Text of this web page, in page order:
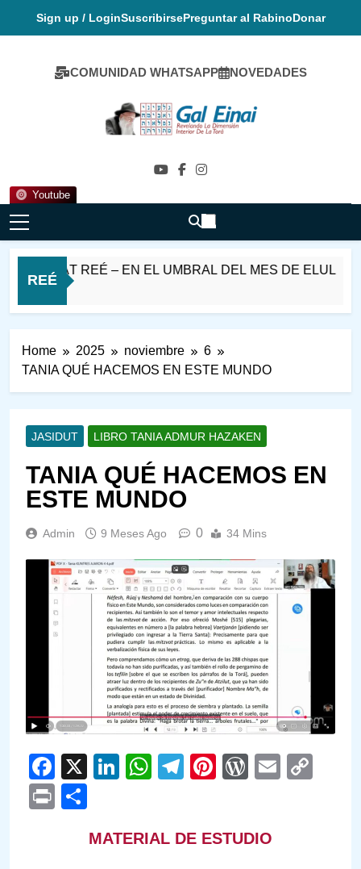
Sign up / LoginSuscribirsePreguntar al RabinoDonar
COMUNIDAD WHATSAPP NOVEDADES
Youtube
Gal Einai En
REÉ
REÉ – EN EL UMBRAL DEL MES DE ELUL
Home 2025 noviembre
6
TANIA QUÉ HACEMOS EN ESTE MUNDO
JASIDUT LIBRO TANIA ADMUR HAZAKEN
TANIA QUÉ HACEMOS EN
ESTE MUNDO
Admin 9 Meses Ago 0 34 Mins
Facebook
X LinkedIn
WhatsApp
Telegram
PinterestEmail
Print
MATERIAL DE ESTUDIO